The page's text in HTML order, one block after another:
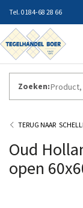
0184-68 28 66
Zoeken:
ZAKELIJK
Oud
open